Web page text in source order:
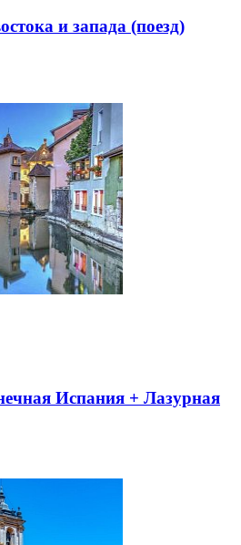
и запада (поезд)
Испания + Лазурная